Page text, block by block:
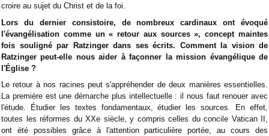
croire au sujet du Christ et de la foi.
Lors du dernier consistoire, de nombreux cardinaux ont évoqué
l'évangélisation comme un « retour aux sources », concept maintes
fois souligné par Ratzinger dans ses écrits. Comment la vision de
Ratzinger peut-elle nous aider à façonner la mission évangélique de
l'Église ?
Le retour à nos racines peut s'appréhender de deux manières essentielles.
La première est une démarche plus intellectuelle : il nous faut renouer avec
l'étude. Étudier les textes fondamentaux, étudier les sources. En effet,
toutes les réformes du XXe siècle, y compris celles du concile Vatican II,
ont été possibles grâce à l'attention particulière portée, au cours des